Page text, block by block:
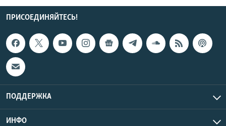
ПРИСОЕДИНЯЙТЕСЬ!
ПОДДЕРЖКА
ИНФО